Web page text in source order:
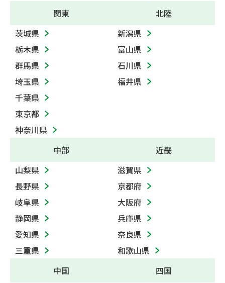
関東
茨城県
栃木県
群馬県
埼玉県
千葉県
東京都
神奈川県
北陸
新潟県
富山県
石川県
福井県
中部
山梨県
長野県
岐阜県
静岡県
愛知県
三重県
近畿
滋賀県
京都府
大阪府
兵庫県
奈良県
和歌山県
中国
四国